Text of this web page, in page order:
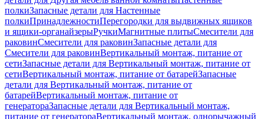
полкиЗапасные детали для Настенные
полкиПринадлежностиПерегородки для выдвижных ящиков
и ящики-органайзерыРучкиМагнитные плитыСмесители для
раковинСмесители для раковинЗапасные детали для
Смесители для раковинВертикальный монтаж, питание от
сетиЗапасные детали для Вертикальный монтаж, питание от
сетиВертикальный монтаж, питание от батарейЗапасные
детали для Вертикальный монтаж, питание от
батарейВертикальный монтаж, питание от
генератораЗапасные детали для Вертикальный монтаж,
питание от генератораВертикальный монтаж, однорычажный